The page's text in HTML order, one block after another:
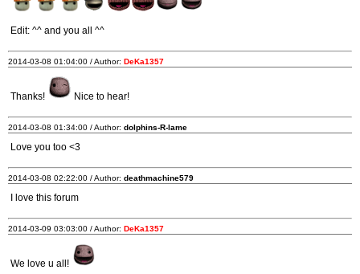
Edit: ^^ and you all ^^
2014-03-08 01:04:00 / Author: DeKa1357
Thanks! Nice to hear!
2014-03-08 01:34:00 / Author: dolphins-R-lame
Love you too <3
2014-03-08 02:22:00 / Author: deathmachine579
I love this forum
2014-03-09 03:03:00 / Author: DeKa1357
We love u all!